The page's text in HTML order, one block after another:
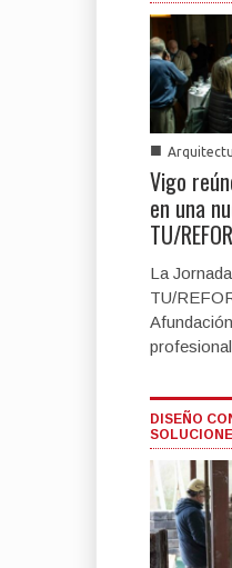
■
Vigo
en una
TU/
La
TU/
DISEÑO